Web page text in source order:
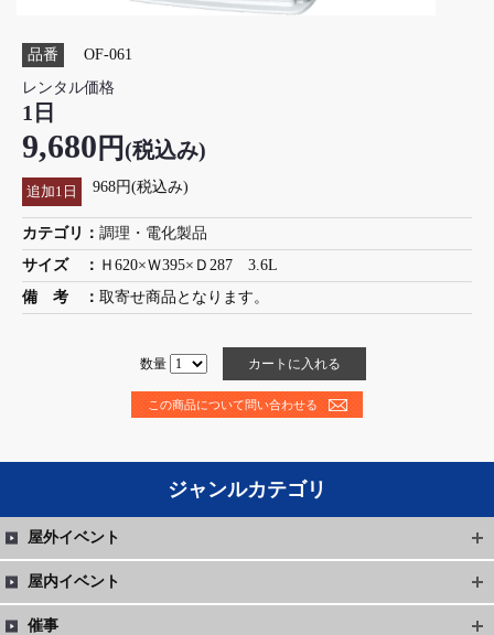
品番
OF-061
レンタル価格
1日
9,680 円 (税込み)
追加1日 968円(税込み)
カテゴリ： 調理・電化製品
サイズ ： Ｈ620×Ｗ395×Ｄ287 3.6L
備 考 ： 取寄せ商品となります。
数量
この商品について問い合わせる
ジャンルカテゴリ
屋外イベント
屋内イベント
催事